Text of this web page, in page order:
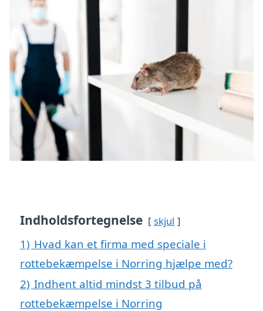
Indholdsfortegnelse skjul
1) Hvad kan et firma med speciale i
rottebekæmpelse i Norring hjælpe med?
2) Indhent altid mindst 3 tilbud på
rottebekæmpelse i Norring